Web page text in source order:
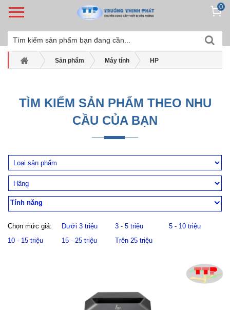
0
Sản phẩm Máy tính HP
TÌM KIẾM SẢN PHẨM THEO NHU
CẦU CỦA BẠN
Tính năng
Chọn mức giá: Dưới 3 triệu 3 - 5 triệu
5 - 10 triệu
10 - 15 triệu
15 - 25 triệu Trên 25 triệu